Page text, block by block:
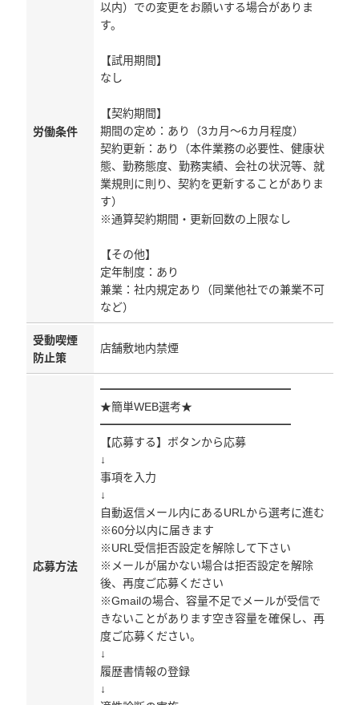
労働条件
以内）での変更をお願いする場合がありま
す。
【試用期間】
なし
【契約期間】
期間の定め：あり（3カ月～6カ月程度）
契約更新：あり（本件業務の必要性、健康状
態、勤務態度、勤務実績、会社の状況等、就
業規則に則り、契約を更新することがありま
す）
※通算契約期間・更新回数の上限なし
【その他】
定年制度：あり
兼業：社内規定あり（同業他社での兼業不可
など）
受動喫煙
防止策
店舗敷地内禁煙
応募方法
━━━━━━━━━━━━━━━━━
★簡単WEB選考★
━━━━━━━━━━━━━━━━━
【応募する】ボタンから応募
↓
事項を入力
↓
自動返信メール内にあるURLから選考に進む
※60分以内に届きます
※URL受信拒否設定を解除して下さい
※メールが届かない場合は拒否設定を解除
後、再度ご応募ください
※Gmailの場合、容量不足でメールが受信で
きないことがあります空き容量を確保し、再
度ご応募ください。
↓
履歴書情報の登録
↓